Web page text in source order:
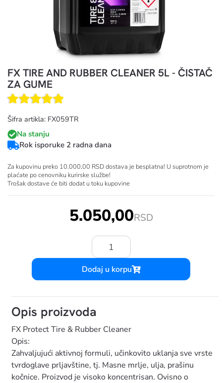
FX TIRE AND RUBBER CLEANER 5L - ČISTAČ
ZA GUME
Šifra artikla: FX059TR
Na stanju
Rok isporuke 2 radna dana
Za kupovinu preko 10.000,00 RSD dostava je besplatna! U suprotnom je
plaćate po cenovniku kurirske službe!
Trošak dostave će biti dodat u toku kupovine
5.050,00RSD
Količina:
Dodaj u korpu
Opis proizvoda
FX Protect Tire & Rubber Cleaner
Opis:
Zahvaljujući aktivnoj formuli, učinkovito uklanja sve vrste
tvrdoglave prljavštine, tj. Masne mrlje, ulja, prašinu
kočnice. Proizvod je visoko koncentrisan. Ovisno o